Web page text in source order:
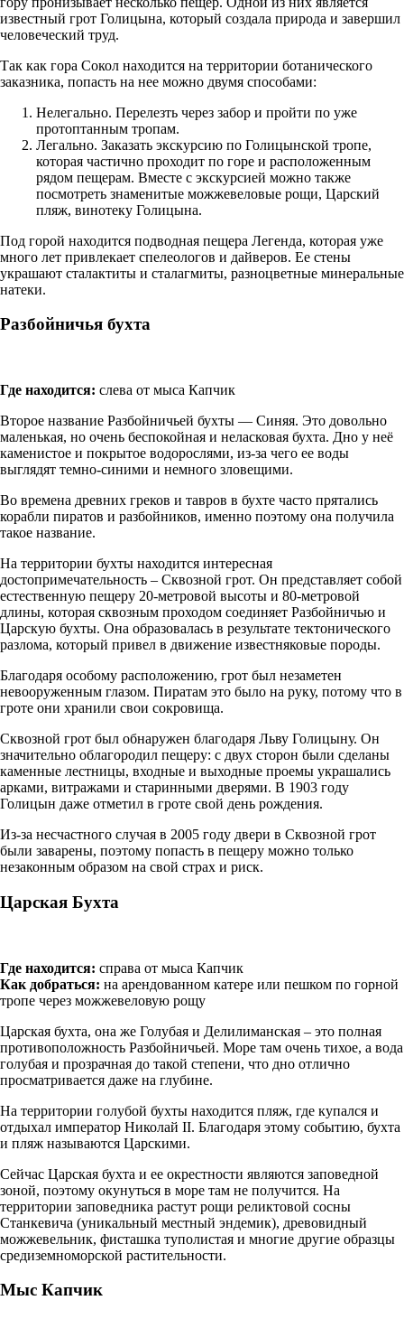
известный грот Голицына, который создала природа и завершил
человеческий труд.
Так как гора Сокол находится на территории ботанического
заказника, попасть на нее можно двумя способами:
Нелегально. Перелезть через забор и пройти по уже
протоптанным тропам.
Легально. Заказать экскурсию по Голицынской тропе,
которая частично проходит по горе и расположенным
рядом пещерам. Вместе с экскурсией можно также
посмотреть знаменитые можжевеловые рощи, Царский
пляж, винотеку Голицына.
Под горой находится подводная пещера Легенда, которая уже
много лет привлекает спелеологов и дайверов. Ее стены
украшают сталактиты и сталагмиты, разноцветные минеральные
натеки.
Разбойничья бухта
Где находится: слева от мыса Капчик
Второе название Разбойничьей бухты — Синяя. Это довольно
маленькая, но очень беспокойная и неласковая бухта. Дно у неё
каменистое и покрытое водорослями, из-за чего ее воды
выглядят темно-синими и немного зловещими.
Во времена древних греков и тавров в бухте часто прятались
корабли пиратов и разбойников, именно поэтому она получила
такое название.
На территории бухты находится интересная
достопримечательность – Сквозной грот. Он представляет собой
естественную пещеру 20-метровой высоты и 80-метровой
длины, которая сквозным проходом соединяет Разбойничью и
Царскую бухты. Она образовалась в результате тектонического
разлома, который привел в движение известняковые породы.
Благодаря особому расположению, грот был незаметен
невооруженным глазом. Пиратам это было на руку, потому что в
гроте они хранили свои сокровища.
Сквозной грот был обнаружен благодаря Льву Голицыну. Он
значительно облагородил пещеру: с двух сторон были сделаны
каменные лестницы, входные и выходные проемы украшались
арками, витражами и старинными дверями. В 1903 году
Голицын даже отметил в гроте свой день рождения.
Из-за несчастного случая в 2005 году двери в Сквозной грот
были заварены, поэтому попасть в пещеру можно только
незаконным образом на свой страх и риск.
Царская Бухта
Где находится: справа от мыса Капчик
Как добраться: на арендованном катере или пешком по горной
тропе через можжевеловую рощу
Царская бухта, она же Голубая и Делилиманская – это полная
противоположность Разбойничьей. Море там очень тихое, а вода
голубая и прозрачная до такой степени, что дно отлично
просматривается даже на глубине.
На территории голубой бухты находится пляж, где купался и
отдыхал император Николай II. Благодаря этому событию, бухта
и пляж называются Царскими.
Сейчас Царская бухта и ее окрестности являются заповедной
зоной, поэтому окунуться в море там не получится. На
территории заповедника растут рощи реликтовой сосны
Станкевича (уникальный местный эндемик), древовидный
можжевельник, фисташка туполистая и многие другие образцы
средиземноморской растительности.
Мыс Капчик